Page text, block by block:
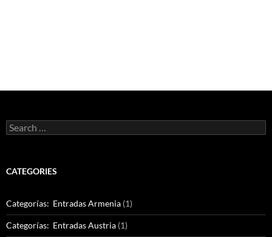
Search
for:
CATEGORIES
Categorías: Entradas Armenia (1)
Categorías: Entradas Austria (1)